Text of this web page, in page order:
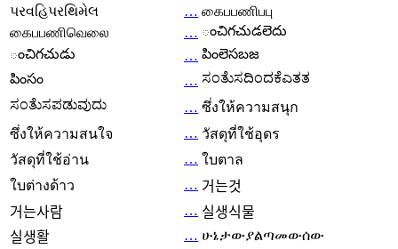
પરવહિપરથિમેલ
… கைபபணிபபு
கைபபணிவெலை
… ంచిగచుడలెదు
ంచిగచుడు
… పింలెసబజ
పింసం
… ಸಂತೆುಸದಿಂದಕೆಎತತ
ಸಂತೆುಸಪಡುವುದು
… ซึ่งให้ความสนุก
ซึ่งให้ความสนใจ
… วัสดุที่ใช้อุดร
วัสดุที่ใช้อ่าน
… ใบตาล
ใบต่างด้าว
… 거는것
거는사람
… 실생식물
실생활
… ሁኔታውያልጣመውሰው